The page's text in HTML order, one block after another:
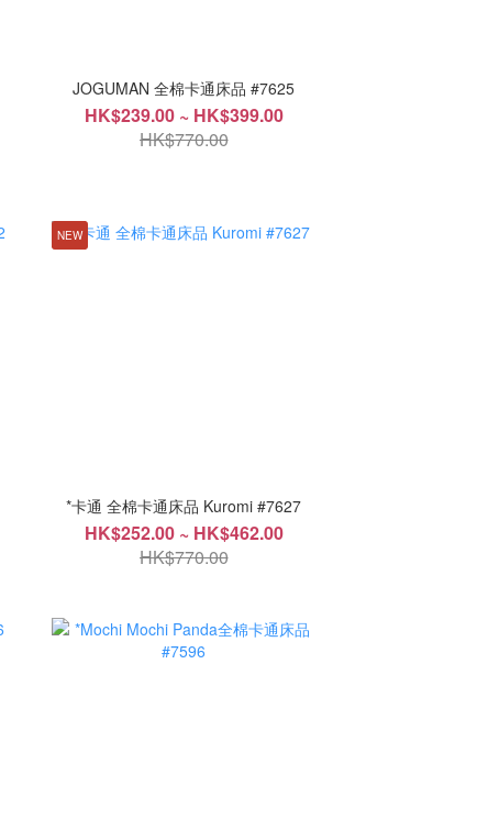
JOGUMAN 全棉卡通床品 #7625
HK$239.00 ~ HK$399.00
HK$770.00
NEW
*卡通 全棉卡通床品 Kuromi #7627
HK$252.00 ~ HK$462.00
HK$770.00